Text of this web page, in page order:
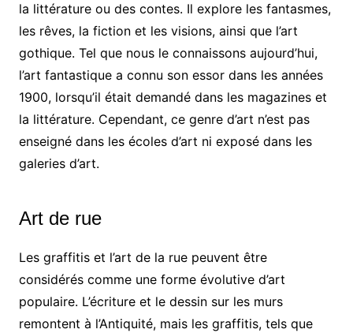
la littérature ou des contes. Il explore les fantasmes,
les rêves, la fiction et les visions, ainsi que l’art
gothique. Tel que nous le connaissons aujourd’hui,
l’art fantastique a connu son essor dans les années
1900, lorsqu’il était demandé dans les magazines et
la littérature. Cependant, ce genre d’art n’est pas
enseigné dans les écoles d’art ni exposé dans les
galeries d’art.
Art de rue
Les graffitis et l’art de la rue peuvent être
considérés comme une forme évolutive d’art
populaire. L’écriture et le dessin sur les murs
remontent à l’Antiquité, mais les graffitis, tels que